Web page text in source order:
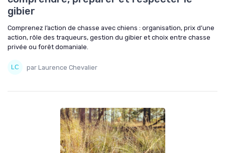
gibier
Comprenez l’action de chasse avec chiens : organisation, prix d’une
action, rôle des traqueurs, gestion du gibier et choix entre chasse
privée ou forêt domaniale.
par Laurence Chevalier